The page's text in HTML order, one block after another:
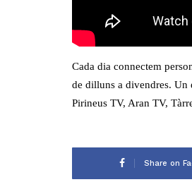
Cada dia connectem
de dilluns a divendres. Un
Pirineus TV, Aran TV,
Share on